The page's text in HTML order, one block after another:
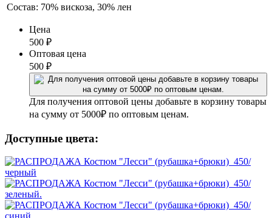
Состав: 70% вискоза, 30% лен
Цена
500 ₽
Оптовая цена
500 ₽
Для получения оптовой цены добавьте в корзину товары
на сумму от 5000₽ по оптовым ценам.
Доступные цвета: